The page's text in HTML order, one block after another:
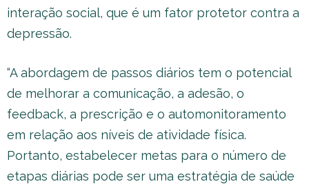
interação social, que é um fator protetor contra a
depressão.
“A abordagem de passos diários tem o potencial
de melhorar a comunicação, a adesão, o
feedback, a prescrição e o automonitoramento
em relação aos níveis de atividade física.
Portanto, estabelecer metas para o número de
etapas diárias pode ser uma estratégia de saúde